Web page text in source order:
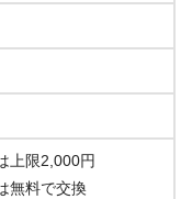
上限2,000円
無料で交換